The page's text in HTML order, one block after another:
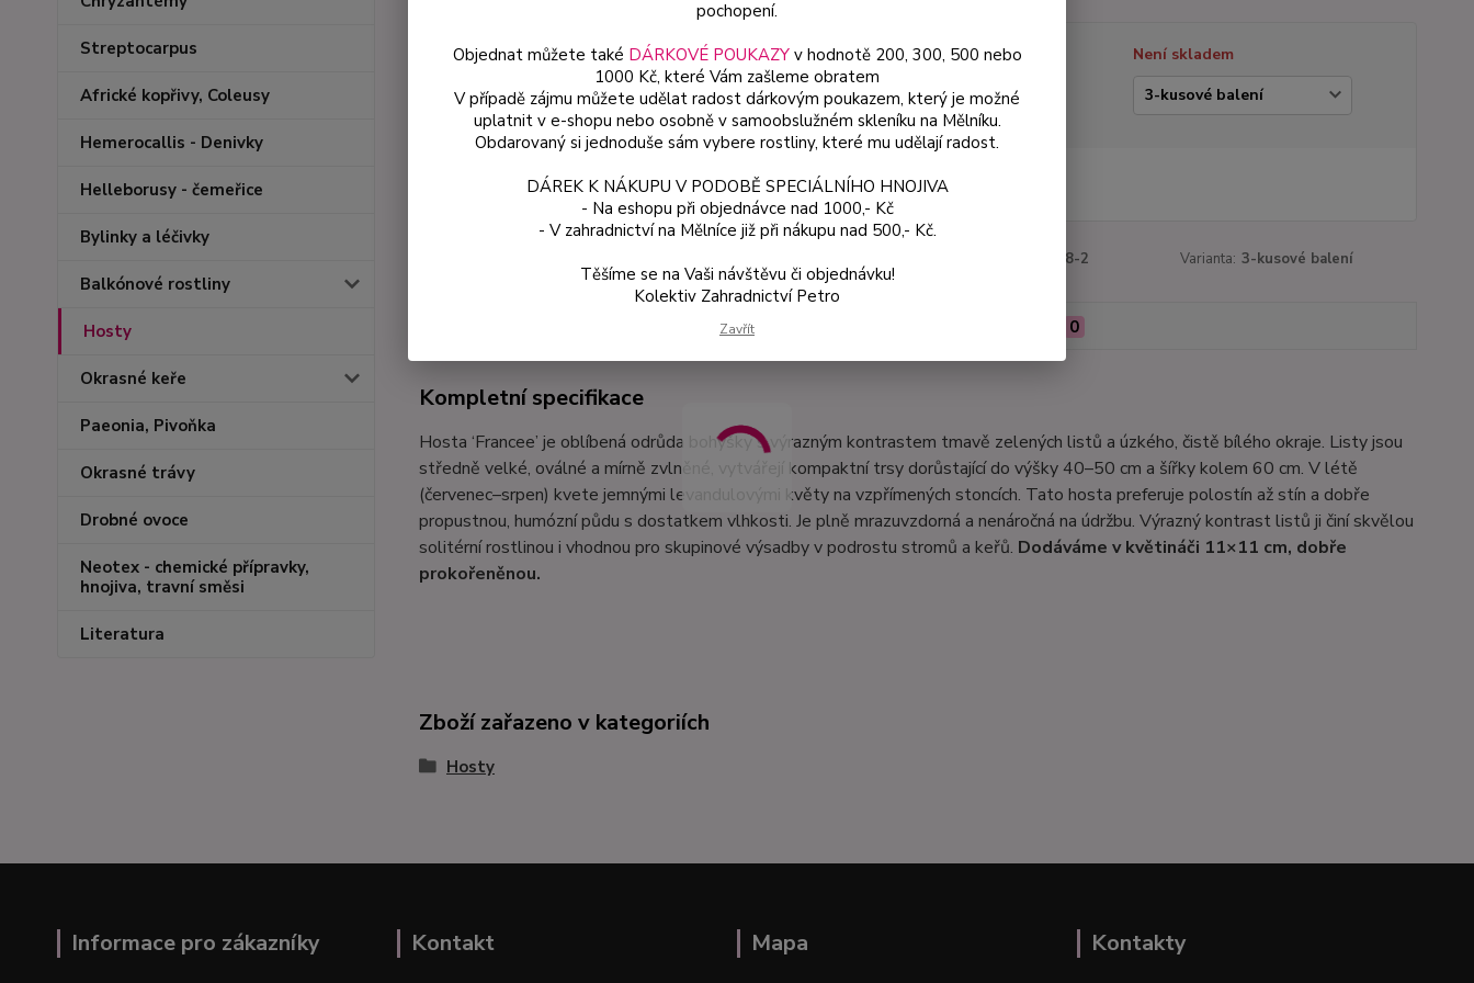
Streptocarpus
Africké kopřivy, Coleusy
Hemerocallis - Denivky
Helleborusy - čemeřice
Bylinky a léčivky
Balkónové rostliny
Hosty
Okrasné keře
Paeonia, Pivoňka
Okrasné trávy
Drobné ovoce
Neotex - chemické přípravky,
hnojiva, travní směsi
Literatura
Dostupnost
Není skladem
Varianta
3158-2 Varianta: 3-kusové balení
0
Kompletní specifikace
Hosta ‘Francee’ je oblíbená odrůda bohyšky s výrazným kontrastem tmavě zelených listů a úzkého, čistě bílého okraje. Listy jsou
středně velké, oválné a mírně zvlněné, vytvářejí kompaktní trsy dorůstající do výšky 40–50 cm a šířky kolem 60 cm. V létě
(červenec–srpen) kvete jemnými levandulovými květy na vzpřímených stoncích. Tato hosta preferuje polostín až stín a dobře
propustnou, humózní půdu s dostatkem vlhkosti. Je plně mrazuvzdorná a nenáročná na údržbu. Výrazný kontrast listů ji činí skvělou
solitérní rostlinou i vhodnou pro skupinové výsadby v podrostu stromů a keřů. Dodáváme v květináči 11×11 cm, dobře
prokořeněnou.
Zboží zařazeno v kategoriích
Hosty
Informace pro zákazníky Kontakt Mapa Kontakty
pochopení.
Objednat můžete také DÁRKOVÉ POUKAZYv hodnotě 200, 300, 500 nebo
1000 Kč, které Vám zašleme obratem
V případě zájmu můžete udělat radost dárkovým poukazem, který je možné
uplatnit v e-shopu nebo osobně v samoobslužném skleníku na Mělníku.
Obdarovaný si jednoduše sám vybere rostliny, které mu udělají radost.
DÁREK K NÁKUPU V PODOBĚ SPECIÁLNÍHO HNOJIVA
- Na eshopu při objednávce nad 1000,- Kč
- V zahradnictví na Mělníce již při nákupu nad 500,- Kč.
Těšíme se na Vaši návštěvu či objednávku!
Kolektiv Zahradnictví Petro
Zavřít